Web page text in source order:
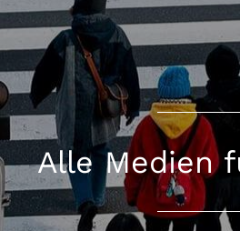
Alle Medien